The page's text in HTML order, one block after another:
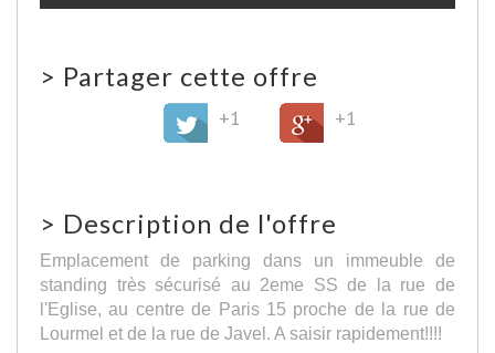
> Partager cette offre
+1 +1
> Description de l'offre
Emplacement de parking dans un immeuble de
standing très sécurisé au 2eme SS de la rue de
l'Eglise, au centre de Paris 15 proche de la rue de
Lourmel et de la rue de Javel. A saisir rapidement!!!!